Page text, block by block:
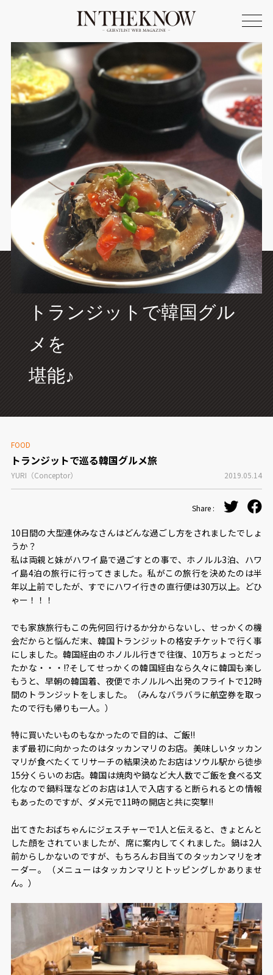
ONLINE SHOP
FASHION
SPOTLIGHT
BEAUTY
LIFE STYLE
FOOD
WRITER
CONCEPT
トランジットで韓国グル
メを
堪能♪
FOOD
トランジットで巡る韓国グルメ旅
YURI（Conceptor） 2019.05.14
Share :
10日間の大型連休みなさんはどんな過ごし方をされましたでしょ
うか？
私は両親と妹がハワイ島で過ごすとの事で、ホノルル3泊、ハワ
イ島4泊の旅行に行ってきました。私がこの旅行を決めたのは半
年以上前でしたが、すでにハワイ行きの直行便は30万以上。どひ
ゃー！！！
でも家族旅行もこの先何回行けるか分からないし、せっかくの機
会だからと悩んだ末、韓国トランジットの格安チケットで行く事
にしました。韓国経由のホノルル行きで往復、10万ちょっとだっ
たかな・・・!?そしてせっかくの韓国経由なら久々に韓国も楽し
もうと、早朝の韓国着、夜便でホノルルへ出発のフライトで12時
間のトランジットをしました。（みんなバラバラに航空券を取っ
たので行も帰りも一人。）
特に買いたいものもなかったので目的は、ご飯!!
まず最初に向かったのはタッカンマリのお店。美味しいタッカン
マリが食べたくてリサーチの結果決めたお店はソウル駅から徒歩
15分くらいのお店。韓国は焼肉や鍋など大人数でご飯を食べる文
化なので鍋料理などのお店は1人で入店すると断られるとの情報
もあったのですが、ダメ元で11時の開店と共に突撃!!
出てきたおばちゃんにジェスチャーで1人と伝えると、きょとんと
した顔をされていましたが、席に案内してくれました。鍋は2人
前からしかないのですが、もちろんお目当てのタッカンマリをオ
ーダー。（メニューはタッカンマリとトッピングしかありませ
ん。）